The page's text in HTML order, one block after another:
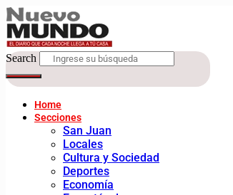
Search
Home
Secciones
San Juan
Locales
Cultura y Sociedad
Deportes
Economía